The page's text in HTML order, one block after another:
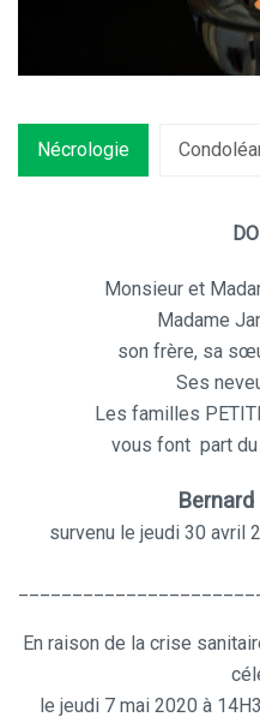
Nécrologie
Monsieur et
Madame
son frère, sa
Ses
Les familles
vous font part
Bernard
survenu le jeudi 30 avril
En raison de la crise
le jeudi 7 mai 2020 à